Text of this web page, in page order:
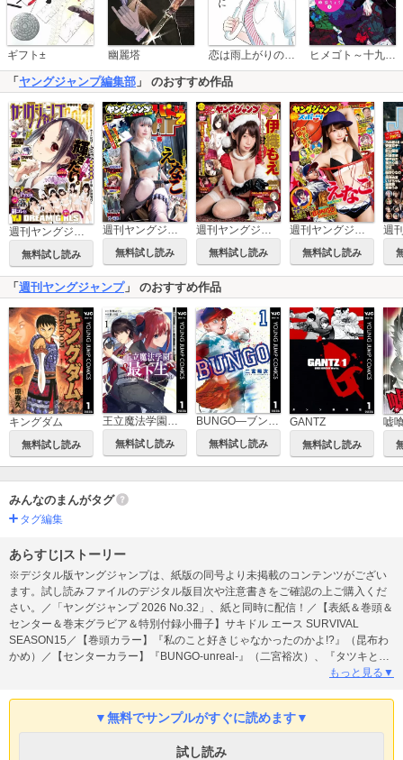
ギフト± 幽麗塔 恋は雨上がりのように ヒメゴト～十九歳の制服～
「 ヤングジャンプ編集部 」 のおすすめ作品
週刊ヤングジャンプ増刊 ヤングジャンプGOLD
無料試し読み 無料試し読み 無料試し読み 無料試し読み
「 週刊ヤングジャンプ」 のおすすめ作品
キングダム
無料試し読み
王立魔法学園の最下生～貧困街上がりの最強魔法師、貴族だらけの学園で無双する～
無料試し読み
BUNGO―ブンゴ―
無料試し読み
GANTZ
無料試し読み
嘘
みんなのまんがタグ
タグ編集
あらすじ|ストーリー
※デジタル版ヤングジャンプは、紙版の同号より未掲載のコンテンツがござい
ます。試し読みファイルのデジタル版目次や注意書きをご確認の上ご購入くだ
さい。／「ヤングジャンプ 2026 No.32」、紙と同時に配信！／【表紙＆巻頭＆
センター＆巻末グラビア＆特別付録小冊子】サキドル エース SURVIVAL
SEASON15／【巻頭カラー】『私のこと好きじゃなかったのかよ!?』（昆布わ
かめ）／【センターカラー】『BUNGO-unreal-』（二宮裕次）、『タツキとタ
マキ』（吉田ユウマ）／【3週連ゾクッ…!!!ゲスト作家ホラー読切（2）】『死
はガワだけだ』（宇藤あかり）、『DUST TO DUST』（浅石久楽）、『異世界
夫婦再恋譚』（ささた汐）／ほか、12作品を掲載！
もっと見る▼
▼無料でサンプルがすぐに読めます▼
試し読み